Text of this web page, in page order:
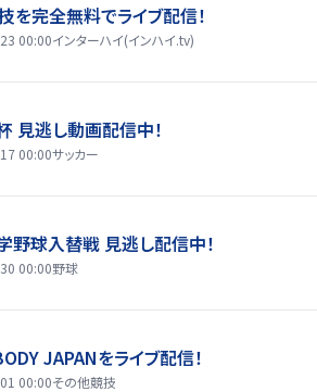
を完全無料でライブ配信！
00:00インターハイ(インハイ.tv)
見逃し動画配信中！
00:00サッカー
野球入替戦 見逃し配信中！
00:00野球
JAPANをライブ配信！
00:00その他競技